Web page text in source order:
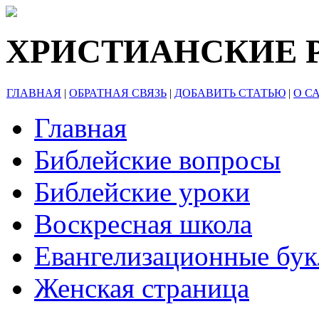
ХРИСТИАНСКИЕ
ГЛАВНАЯ | ОБРАТНАЯ СВЯЗЬ | ДОБАВИТЬ СТАТЬЮ | О
Главная
Библейские вопросы
Библейские уроки
Воскресная школа
Евангелизационные
Женская страница